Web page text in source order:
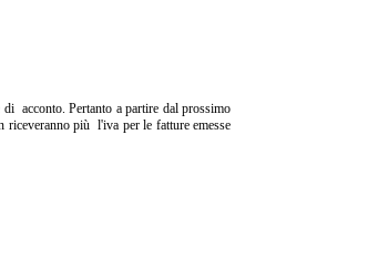
acconto. Pertanto a partire dal prossimo
riceveranno più l'iva per le fatture emesse